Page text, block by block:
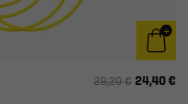
29,20 € 24,40 €